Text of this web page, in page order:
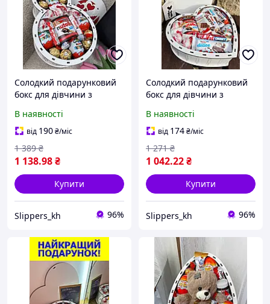
Солодкий подарунковий
бокс для дівчини з
ідеальний набір Kinder
сюрприз для дружини,
доньки, мами на 8
березня
В наявності
від 190₴/міс
1 138.98₴
1 389 ₴
Купити
Slippers_kh 96%
Солодкий подарунковий
бокс для дівчини з
ідеальний набір Kinder
сюрприз для дружини,
доньки, мами на свято
В наявності
від 174₴/міс
1 042.22₴
1 271 ₴
Купити
Slippers_kh 96%